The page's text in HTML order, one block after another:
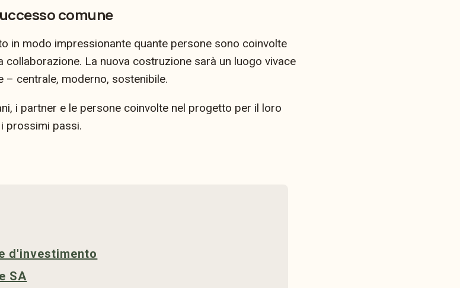
comune
in modo impressionante quante persone sono coinvolte
collaborazione. La nuova costruzione sarà un luogo vivace
centrale, moderno, sostenibile.
i partner e le persone coinvolte nel progetto per il loro
prossimi passi.
d'investimento
SA